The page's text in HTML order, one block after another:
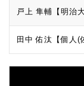
戸上 隼輔【明治
田中 佑汰【個人(